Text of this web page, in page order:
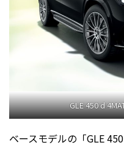
GLE 450 d
ベースモデルの「GLE